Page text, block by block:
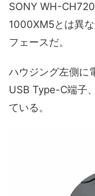
SONY WH-
1000XM5とは異
フェースだ。
ハウジング左側に
USB Type-C端子
ている。